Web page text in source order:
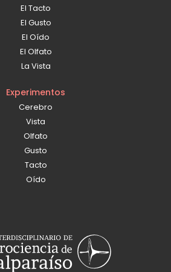
El Tacto
El Gusto
El Oído
El Olfato
La Vista
Experimentos
Cerebro
Vista
Olfato
Gusto
Tacto
Oído